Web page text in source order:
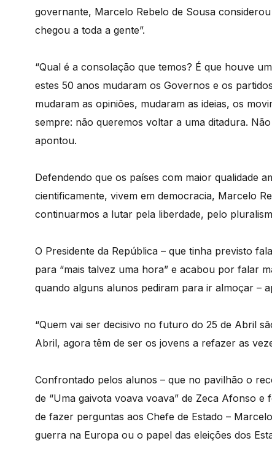
governante, Marcelo Rebelo de Sousa
chegou a toda a gente”.
“Qual é a consolação que temos? É que houve
estes 50 anos mudaram os Governos e os
mudaram as opiniões, mudaram as ideias, os
sempre: não queremos voltar a uma ditadura.
apontou.
Defendendo que os países com maior qualidade
cientificamente, vivem em democracia, Marcelo
continuarmos a lutar pela liberdade, pelo
O Presidente da República – que tinha previsto
para “mais talvez uma hora” e acabou por falar
quando alguns alunos pediram para ir almoçar –
“Quem vai ser decisivo no futuro do 25 de Abril
Abril, agora têm de ser os jovens a refazer as
Confrontado pelos alunos – que no pavilhão o
de “Uma gaivota voava voava” de Zeca Afonso
de fazer perguntas aos Chefe de Estado –
guerra na Europa ou o papel das eleições dos